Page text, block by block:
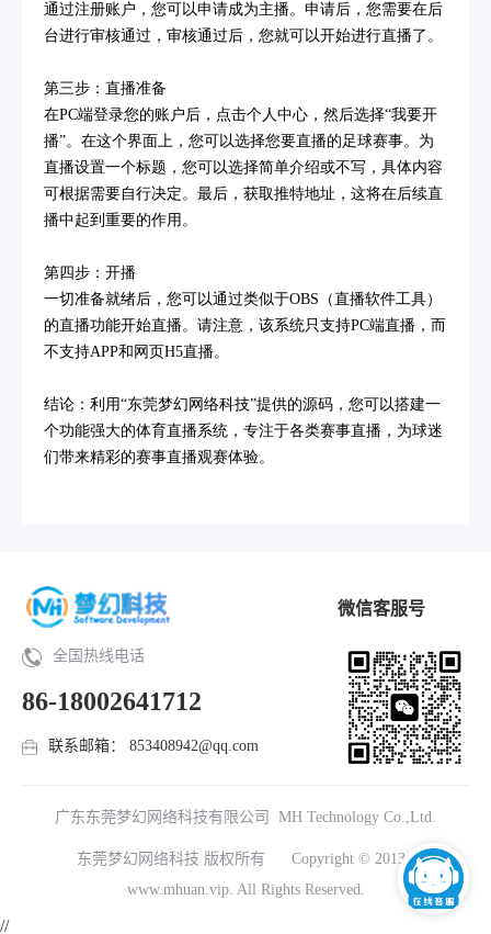
通过注册账户，您可以申请成为主播。申请后，您需要在后
台进行审核通过，审核通过后，您就可以开始进行直播了。
第三步：直播准备
在PC端登录您的账户后，点击个人中心，然后选择“我要开
播”。在这个界面上，您可以选择您要直播的足球赛事。为
直播设置一个标题，您可以选择简单介绍或不写，具体内容
可根据需要自行决定。最后，获取推特地址，这将在后续直
播中起到重要的作用。
第四步：开播
一切准备就绪后，您可以通过类似于OBS（直播软件工具）
的直播功能开始直播。请注意，该系统只支持PC端直播，而
不支持APP和网页H5直播。
结论：利用“东莞梦幻网络科技”提供的源码，您可以搭建一
个功能强大的体育直播系统，专注于各类赛事直播，为球迷
们带来精彩的赛事直播观赛体验。
全国热线电话
86-18002641712
联系邮箱： 853408942@qq.com
微信客服号
广东东莞梦幻网络科技有限公司 MH Technology Co.,Ltd.
东莞梦幻网络科技 版权所有 Copyright © 2013-2023
www.mhuan.vip. All Rights Reserved.
//